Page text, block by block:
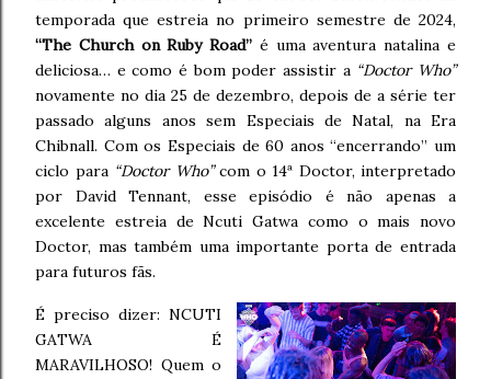
temporada que estreia no primeiro semestre de 2024,
“The Church on Ruby Road” é uma aventura natalina e
deliciosa… e como é bom poder assistir a “Doctor Who”
novamente no dia 25 de dezembro, depois de a série ter
passado alguns anos sem Especiais de Natal, na Era
Chibnall. Com os Especiais de 60 anos “encerrando” um
ciclo para “Doctor Who”com o 14ª Doctor, interpretado
por David Tennant, esse episódio é não apenas a
excelente estreia de Ncuti Gatwa como o mais novo
Doctor, mas também uma importante porta de entrada
para futuros fãs.
É preciso dizer: NCUTI
GATWA É
MARAVILHOSO! Quem o